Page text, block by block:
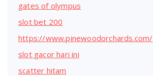
gates of olympus
slot bet 200
https://www.pinewoodorchards.com/
slot gacor hari ini
scatter hitam